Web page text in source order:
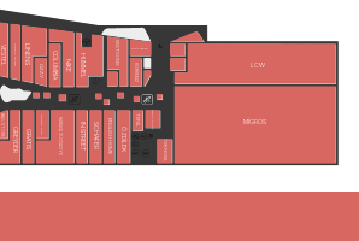
ATASUN OPTİK
B&G STORE
COLUMBIA
ENGLISH HOME
GALLERY CRİSTAL
GRATIS
GREYDER
HUMMEL
KARACA ZÜCCACİYE
KORKMAZ LCW
LINENS
LİZAY
MADAME COCO MİGROS
NIKE
ÖZDİLEK
SCHAFER
SİMİT SARAYI
TEFAL
VESTEL WATSONS
IN STREET TEKNOSA